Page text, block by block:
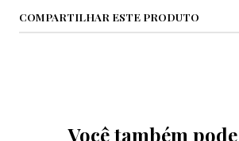
COMPARTILHAR ESTE PRODUTO
Você também